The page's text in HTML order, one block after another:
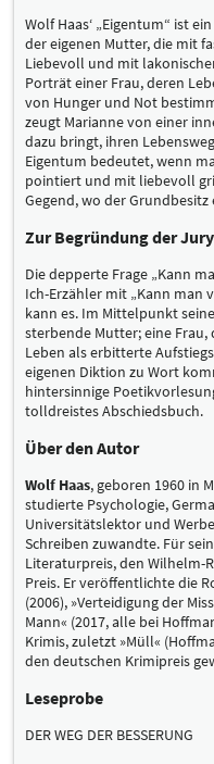
Wolf Haas‘ „Eigentum“ ist
der eigenen Mutter, die mit
Liebevoll und mit
Porträt einer Frau, deren
von Hunger und Not
zeugt Marianne von einer
dazu bringt, ihren
Eigentum bedeutet, wenn
pointiert und mit liebevoll
Gegend, wo der
Zur Begründung der Jury
Die depperte Frage „Kann
Ich-Erzähler mit „Kann man
kann es. Im Mittelpunkt
sterbende Mutter; eine
Leben als erbitterte
eigenen Diktion zu Wort
hintersinnige
tolldreistes Abschiedsbuch.
Über den Autor
Wolf Haas, geboren 1960 in
studierte Psychologie,
Universitätslektor und
Schreiben zuwandte. Für
Literaturpreis, den Wilhelm-
Preis. Er veröffentlichte die
(2006), »Verteidigung der
Mann« (2017, alle bei
Krimis, zuletzt »Müll«
den deutschen Krimipreis
Leseprobe
DER WEG DER BESSERUNG